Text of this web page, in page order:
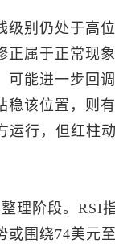
级别仍处于高
正属于正常现
可能进一步回
稳该位置，则
运行，但红柱
理阶段。RSI
或围绕74美元